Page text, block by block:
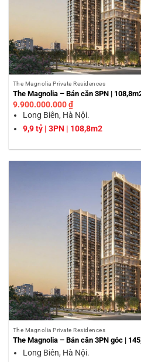
The Magnolia Private Residences
The Magnolia – Bán căn 3PN |
9.900.000.000₫
Long Biên, Hà Nội.
9,9 tỷ | 3PN | 108,8m2
The Magnolia Private Residences
The Magnolia – Bán căn 3PN góc |
Long Biên, Hà Nội.